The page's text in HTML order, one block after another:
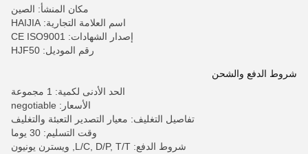
مكان المنشأ: الصين
اسم العلامة التجارية: HAIJIA
إصدار الشهادات: CE ISO9001
رقم الموديل: HJF50
شروط الدفع والشحن
الحد الأدنى لكمية: 1 مجموعة
الأسعار: negotiable
تفاصيل التغليف: معيار التصدير التعبئة والتغليف
وقت التسليم: 30 يوما
شروط الدفع: L/C, D/P, T/T, ويسترن يونيون